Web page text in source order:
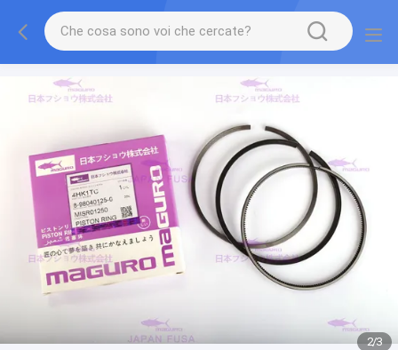
2/3